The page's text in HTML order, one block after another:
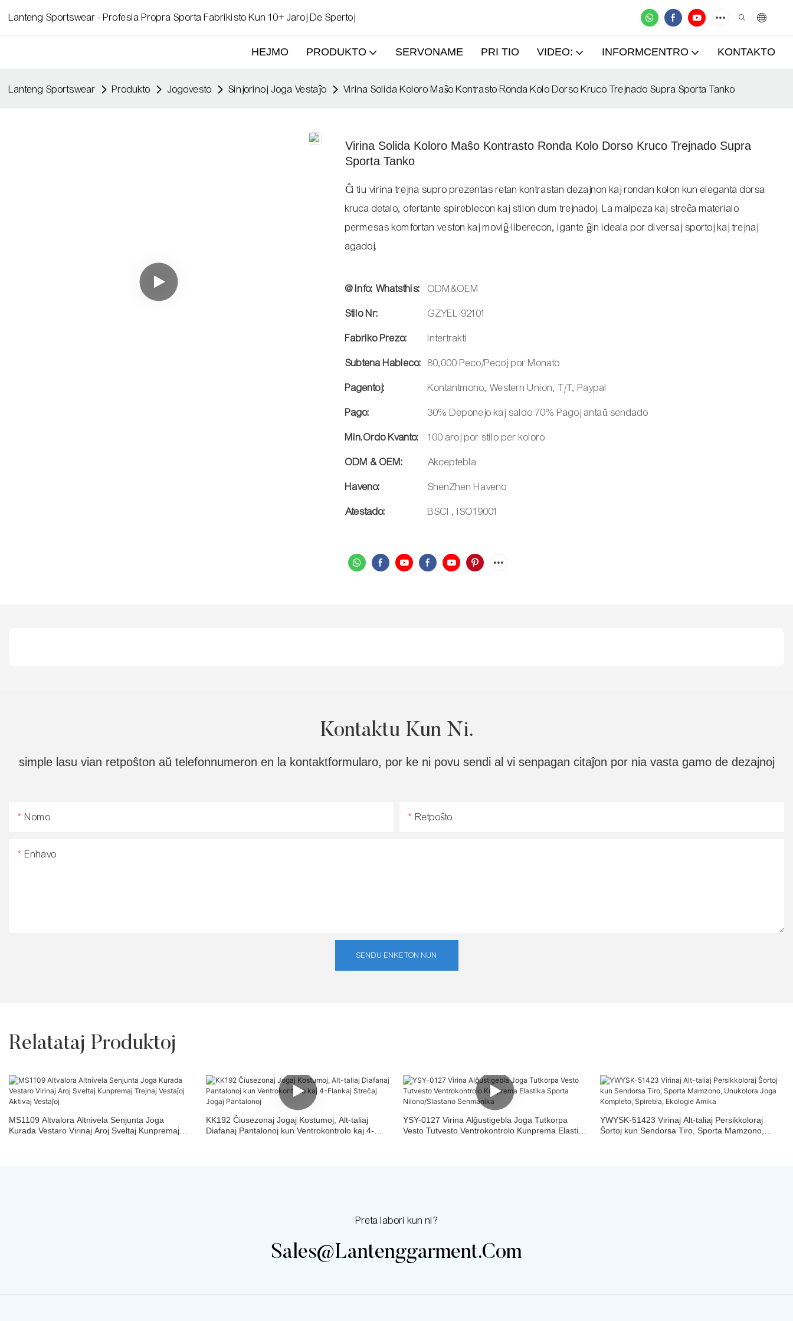
Lanteng Sportswear - Profesia Propra Sporta Fabrikisto Kun 10+ Jaroj De Spertoj
HEJMO PRODUKTO SERVONAME PRI TIO VIDEO: INFORMCENTRO KONTAKTO
Lanteng Sportswear Produkto Jogovesto Sinjorinoj Joga Vestaĵo Virina Solida Koloro Maŝo Kontrasto Ronda Kolo Dorso Kruco Trejnado Supra Sporta Tanko
Virina Solida Koloro Maŝo Kontrasto Ronda Kolo Dorso Kruco Trejnado Supra
Sporta Tanko
Ĉi tiu virina trejna supro prezentas retan kontrastan dezajnon kaj rondan kolon kun eleganta dorsa
kruca detalo, ofertante spireblecon kaj stilon dum trejnadoj. La malpeza kaj streĉa materialo
permesas komfortan veston kaj moviĝ-liberecon, igante ĝin ideala por diversaj sportoj kaj trejnaj
agadoj.
@ Info: Whatsthis:
ODM&OEM
Stilo Nr:
GZYEL-92101
Fabriko Prezo:
Intertrakti
Subtena Hableco: 80,000 Peco/Pecoj por Monato
Pagentoj:
Kontantmono, Western Union, T/T, Paypal
Pago:
30% Deponejo kaj saldo 70% Pagoj antaŭ sendado
Min.Ordo Kvanto:
100 aroj por stilo per koloro
ODM & OEM:
Akceptebla
Haveno:
ShenZhen Haveno
Atestado:
BSCI , ISO19001
Kontaktu Kun Ni.
simple lasu vian retpoŝton aŭ telefonnumeron en la kontaktformularo, por ke ni povu sendi al vi senpagan citaĵon por nia vasta gamo de dezajnoj
Nomo Retpoŝto
Enhavo
SENDU ENKETON NUN
Relatataj Produktoj
MS1109 Altvalora Altnivela Senjunta Joga
Kurada Vestaro Virinaj Aroj Sveltaj Kunpremaj
KK192 Ĉiusezonaj Jogaj Kostumoj, Alt-taliaj
Diafanaj Pantalonoj kun Ventrokontrolo kaj 4-
YSY-0127 Virina Alĝustigebla Joga Tutkorpa
Vesto Tutvesto Ventrokontrolo Kunprema Elastika
YWYSK-51423 Virinaj Alt-taliaj Persikkoloraj
Ŝortoj kun Sendorsa Tiro, Sporta Mamzono,
Preta labori kun ni?
Sales@lantenggarment.com